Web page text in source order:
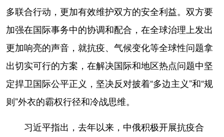
多联合行动，更加有效维护双方的安全利益。双方要
加强在国际事务中的协调和配合，在全球治理上发出
更加响亮的声音，就抗疫、气候变化等全球性问题拿
出切实可行的方案，在解决国际和地区热点问题中坚
定捍卫国际公平正义，坚决反对披着“多边主义”和“规
则”外衣的霸权行径和冷战思维。
习近平指出，去年以来，中俄积极开展抗疫合